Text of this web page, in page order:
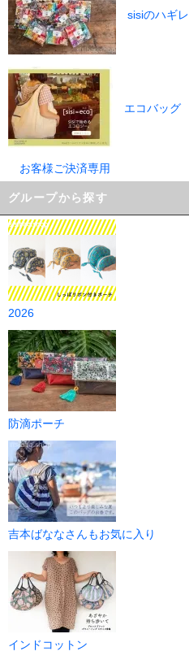
sisiのハギレ
エコバッグ
お客様ご決済専用
グループから探す
2026
防滴ポーチ
吉本ばななさんもお気に入り
インドコットン